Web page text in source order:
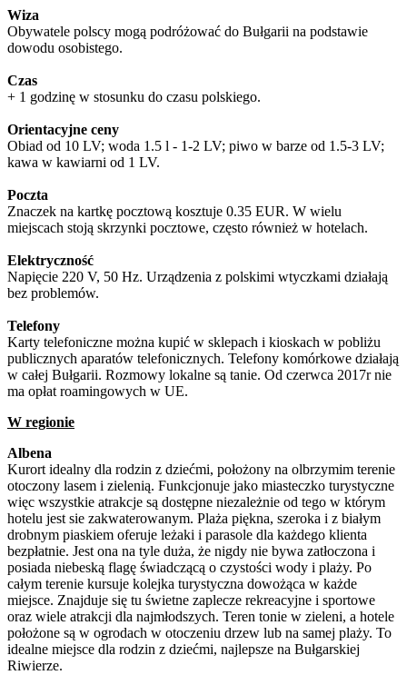
Wiza
Obywatele polscy mogą podróżować do Bułgarii na podstawie
dowodu osobistego.
Czas
+ 1 godzinę w stosunku do czasu polskiego.
Orientacyjne ceny
Obiad od 10 LV; woda 1.5 l - 1-2 LV; piwo w barze od 1.5-3 LV;
kawa w kawiarni od 1 LV.
Poczta
Znaczek na kartkę pocztową kosztuje 0.35 EUR. W wielu
miejscach stoją skrzynki pocztowe, często również w hotelach.
Elektryczność
Napięcie 220 V, 50 Hz. Urządzenia z polskimi wtyczkami działają
bez problemów.
Telefony
Karty telefoniczne można kupić w sklepach i kioskach w pobliżu
publicznych aparatów telefonicznych. Telefony komórkowe działają
w całej Bułgarii. Rozmowy lokalne są tanie. Od czerwca 2017r nie
ma opłat roamingowych w UE.
W regionie
Albena
Kurort idealny dla rodzin z dziećmi, położony na olbrzymim terenie
otoczony lasem i zielenią. Funkcjonuje jako miasteczko turystyczne
więc wszystkie atrakcje są dostępne niezależnie od tego w którym
hotelu jest sie zakwaterowanym. Plaża piękna, szeroka i z białym
drobnym piaskiem oferuje leżaki i parasole dla każdego klienta
bezpłatnie. Jest ona na tyle duża, że nigdy nie bywa zatłoczona i
posiada niebeską flagę świadczącą o czystości wody i plaży. Po
całym terenie kursuje kolejka turystyczna dowożąca w każde
miejsce. Znajduje się tu świetne zaplecze rekreacyjne i sportowe
oraz wiele atrakcji dla najmłodszych. Teren tonie w zieleni, a hotele
położone są w ogrodach w otoczeniu drzew lub na samej plaży. To
idealne miejsce dla rodzin z dziećmi, najlepsze na Bułgarskiej
Riwierze.